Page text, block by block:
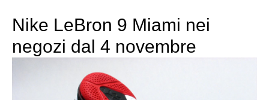
Nike LeBron 9 Miami nei
negozi dal 4 novembre